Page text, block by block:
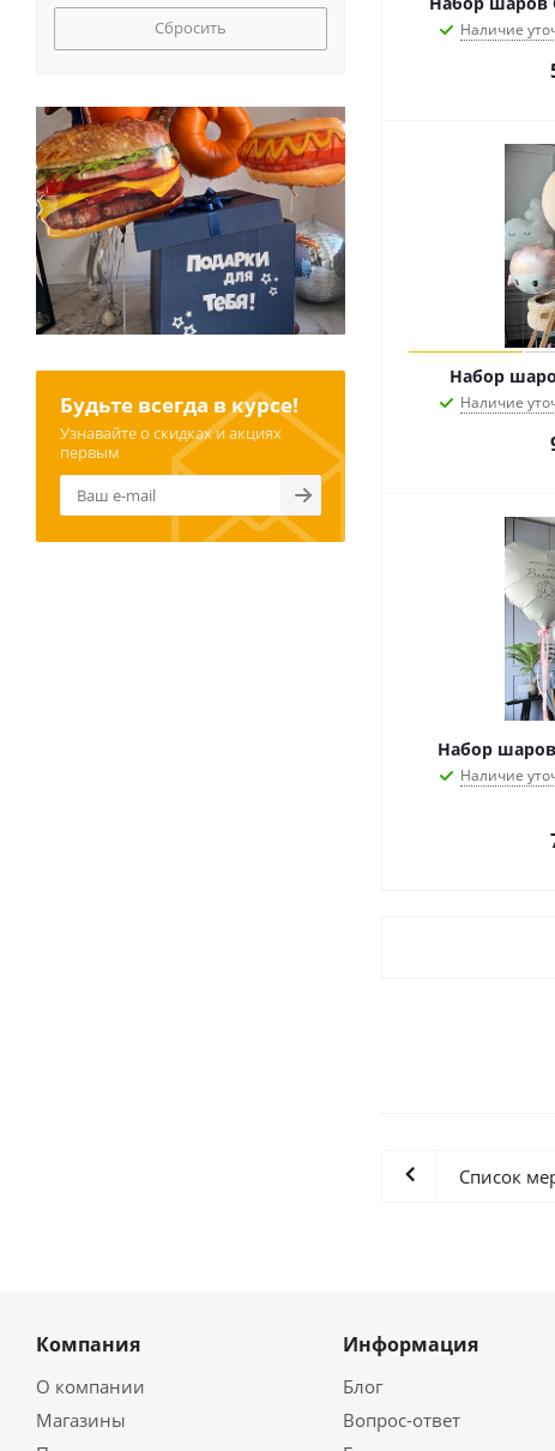
Наличие
Набор
Наличие
Набор
Наличие
Список
Сбросить
Будьте всегда в курсе!
Узнавайте о скидках и акциях
первым
Компания
О компании
Магазины
Информация
Блог
Вопрос-ответ